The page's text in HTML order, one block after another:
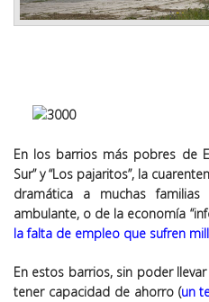
En los barrios más pobres de
Sur” y “Los pajaritos”, la
dramática a muchas
ambulante, o de la economía
la falta de empleo que sufren
En estos barrios, sin poder
tener capacidad de ahorro (un